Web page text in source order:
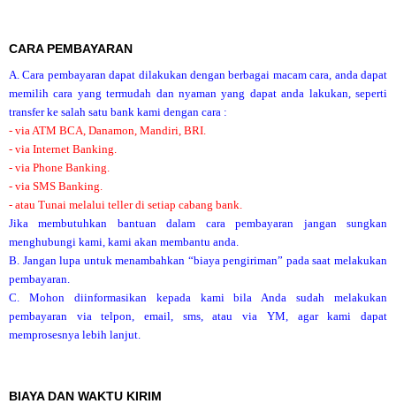
CARA PEMBAYARAN
A. Cara pembayaran dapat dilakukan dengan berbagai macam cara, anda dapat
memilih cara yang termudah dan nyaman yang dapat anda lakukan, seperti
transfer ke salah satu bank kami dengan cara :
- via ATM BCA, Danamon, Mandiri, BRI.
- via Internet Banking.
- via Phone Banking.
- via SMS Banking.
- atau Tunai melalui teller di setiap cabang bank.
Jika membutuhkan bantuan dalam cara pembayaran jangan sungkan
menghubungi kami, kami akan membantu anda.
B. Jangan lupa untuk menambahkan “biaya pengiriman” pada saat melakukan
pembayaran.
C. Mohon diinformasikan kepada kami bila Anda sudah melakukan
pembayaran via telpon, email, sms, atau via YM, agar kami dapat
memprosesnya lebih lanjut.
BIAYA DAN WAKTU KIRIM